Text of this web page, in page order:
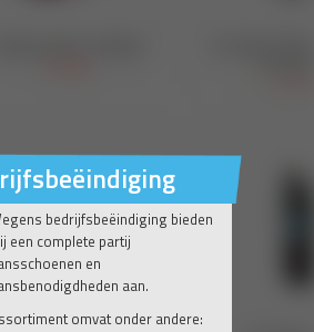
bedrijfsbeëindiging bieden
een complete partij
en
aan.
omvat onder andere: